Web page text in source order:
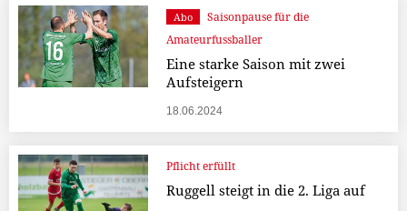
Abo
Saisonpause für die
Amateurfussballer
Eine starke Saison mit zwei
Aufsteigern
18.06.2024
Pflicht erfüllt
Ruggell steigt in die 2. Liga auf